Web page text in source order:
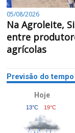
05/08/2026
Na Agroleite,
entre
agrícolas
Previsão do
Hoje
13°C 19°C